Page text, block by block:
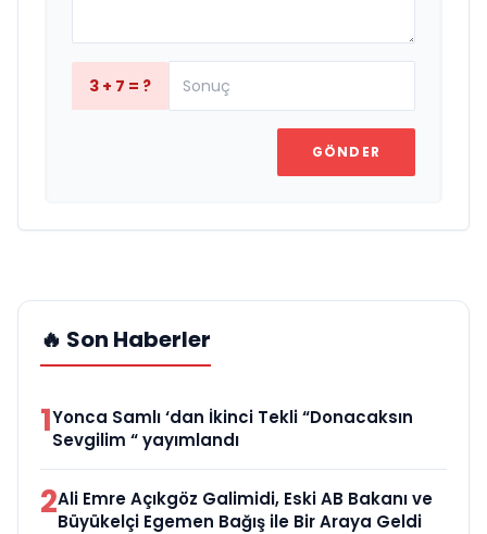
3 + 7 = ?
GÖNDER
🔥 Son Haberler
1Yonca Samlı ‘dan İkinci Tekli “Donacaksın
Sevgilim “ yayımlandı
2Ali Emre Açıkgöz Galimidi, Eski AB Bakanı ve
Büyükelçi Egemen Bağış ile Bir Araya Geldi